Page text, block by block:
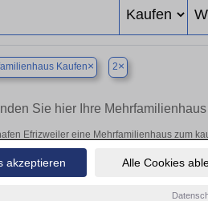
akzeptieren Alle Cookies
Kaufen× 2×
Sie hier Ihre
Efrizweiler eine Mehrfamilienhaus zum
oder zur Vermietung – hier finden Sie
passenden Objekte finden. Schauen Sie